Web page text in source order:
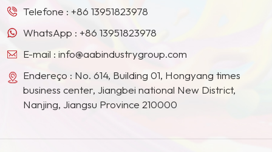
dureza da película de
resistência da tinta, a
resistência à abrasão, a
ao mesmo tempo,
auxiliar na extinção.
dureza da película de
tinta, aumentar a
resistência à abrasão, a
resistência à corrosão e,
Telefone : +86 13951823978
WhatsApp : +86 13951823978
E-mail : info@aabindustrygroup.com
Endereço : No. 614, Building 01, Hongyang times
business center, Jiangbei national New District,
Nanjing, Jiangsu Province 210000